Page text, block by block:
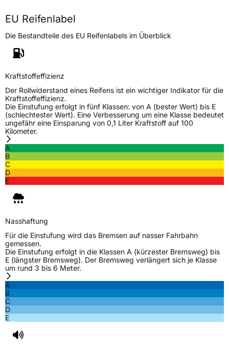
Höchstlast925 kg
Generelle Merkmale
Fahrzeugtyp
VerwendungSommerreifen
ModellnameMR HP 172
FahrzeugartPKW & SUV
Weitere Eigenschaften
SchlauchtypTL
ZustandNeureifen
Verstärkt
EU Label
EffizienzC
Nasshaftung
EU Reifenlabel
Die Bestandteile des EU Reifenlabels im Überblick
Kraftstoffeffizienz
Der Rollwiderstand eines Reifens ist ein wichtiger Indikator für die
Kraftstoffeffizienz.
Die Einstufung erfolgt in fünf Klassen: von A (bester Wert) bis E
(schlechtester Wert). Eine Verbesserung um eine Klasse bedeutet
ungefähr eine Einsparung von 0,1 Liter Kraftstoff auf 100
Kilometer.
A
B
C
D
E
Nasshaftung
Für die Einstufung wird das Bremsen auf nasser Fahrbahn
gemessen.
Die Einstufung erfolgt in die Klassen A (kürzester Bremsweg) bis
E (längster Bremsweg). Der Bremsweg verlängert sich je Klasse
um rund 3 bis 6 Meter.
A
B
C
D
E